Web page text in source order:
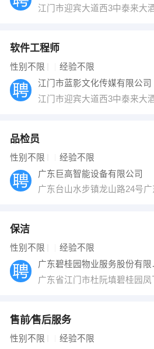
江门市迎宾大道西3中泰来大
软件工程师
性别不限 经验不限
江门市蓝影文化传媒有限公司
江门市迎宾大道西3中泰来大
品检员
性别不限 经验不限
广东巨高智能设备有限公司
广东台山水步镇龙山路24号
保洁
性别不限 经验不限
广东
广东省江门市杜阮填碧桂园凤
售前∕售后服务
性别不限 经验不限